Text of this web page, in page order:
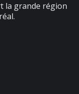
la grande région